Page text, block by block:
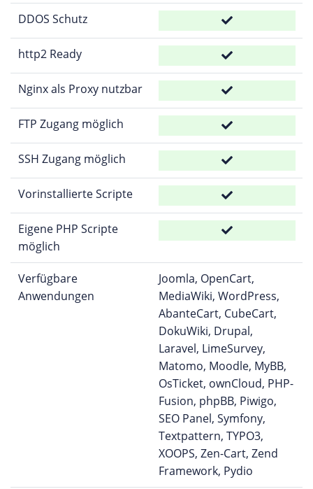
DDOS Schutz
http2 Ready
Nginx als Proxy nutzbar
FTP Zugang möglich
SSH Zugang möglich
Vorinstallierte Scripte
Eigene PHP Scripte
möglich
Verfügbare
Anwendungen
Joomla, OpenCart,
MediaWiki, WordPress,
AbanteCart, CubeCart,
DokuWiki, Drupal,
Laravel, LimeSurvey,
Matomo, Moodle, MyBB,
OsTicket, ownCloud, PHP-
Fusion, phpBB, Piwigo,
SEO Panel, Symfony,
Textpattern, TYPO3,
XOOPS, Zen-Cart, Zend
Framework, Pydio